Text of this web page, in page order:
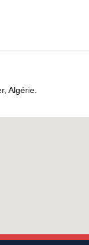
Algérie.